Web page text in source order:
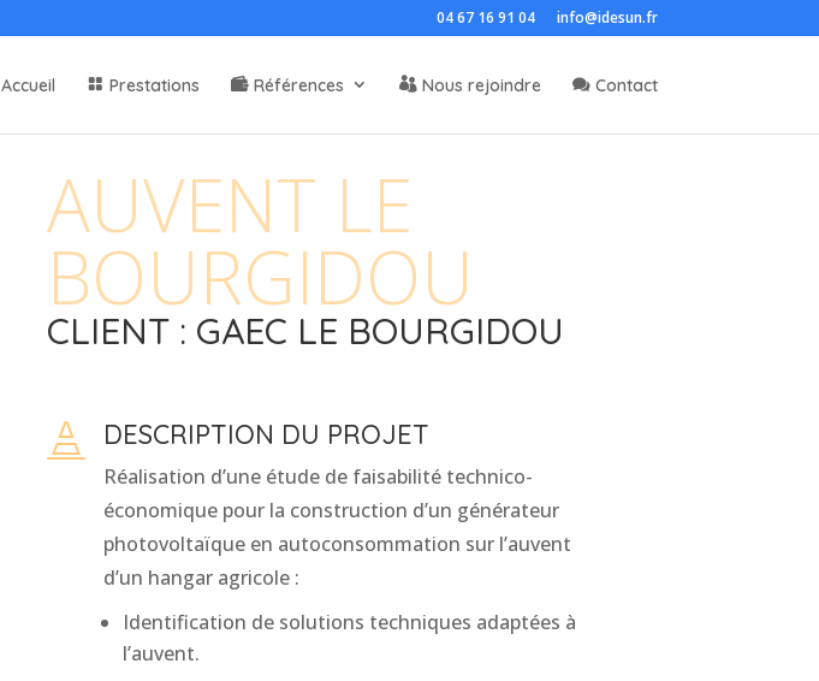
04 67 16 91 04 info@idesun.fr
Accueil Prestations Références Nous rejoindre Contact
AUVENT LE
BOURGIDOU
CLIENT : GAEC LE BOURGIDOU
 DESCRIPTION DU PROJET
Réalisation d’une étude de faisabilité technico-
économique pour la construction d’un générateur
photovoltaïque en autoconsommation sur l’auvent
d’un hangar agricole :
Identification de solutions techniques adaptées à
l’auvent.